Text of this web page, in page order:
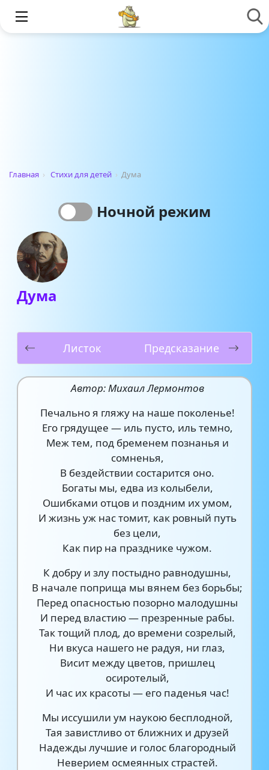
Главная › Стихи для детей › Дума
Ночной режим
Дума
Листок Предсказание
Автор: Михаил Лермонтов
Печально я гляжу на наше поколенье!
Его грядущее — иль пусто, иль темно,
Меж тем, под бременем познанья и
сомненья,
В бездействии состарится оно.
Богаты мы, едва из колыбели,
Ошибками отцов и поздним их умом,
И жизнь уж нас томит, как ровный путь
без цели,
Как пир на празднике чужом.
К добру и злу постыдно равнодушны,
В начале поприща мы вянем без борьбы;
Перед опасностью позорно малодушны
И перед властию — презренные рабы.
Так тощий плод, до времени созрелый,
Ни вкуса нашего не радуя, ни глаз,
Висит между цветов, пришлец
осиротелый,
И час их красоты — его паденья час!
Мы иссушили ум наукою бесплодной,
Тая завистливо от ближних и друзей
Надежды лучшие и голос благородный
Неверием осмеянных страстей.